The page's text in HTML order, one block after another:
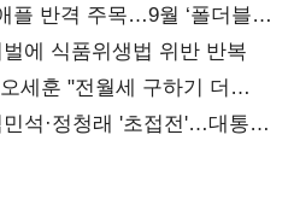
플 반격 주목…9월 ‘폴더블
에 식품위생법 위반 반복
세훈 "전월세 구하기 더
석·정청래 '초접전'…대통령